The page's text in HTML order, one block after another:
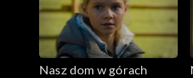
Nasz dom w górach